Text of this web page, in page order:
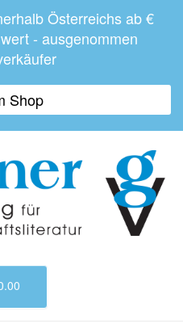
Österreichs ab €
- ausgenommen
Shop